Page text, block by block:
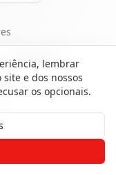
Ferragens
de um
lembrar
e dos nossos
os opcionais.